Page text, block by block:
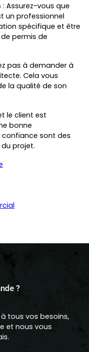
: Assurez-vous que
un professionnel
spécifique et être
permis de
pas à demander à
Cela vous
la qualité de son
le client est
bonne
sont des
projet.
?
tous vos besoins,
et nous vous